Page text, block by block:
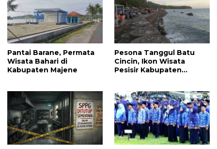
Pantai Barane, Permata
Wisata Bahari di
Kabupaten Majene
Pesona Tanggul Batu
Cincin, Ikon Wisata
Pesisir Kabupaten